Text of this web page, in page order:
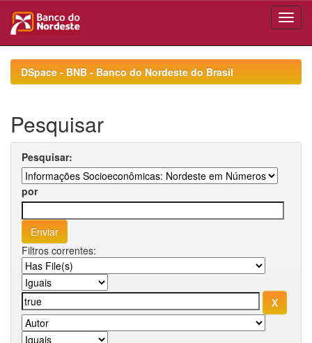
navigationDSpace - BNB - Banco do Nordeste do Brasil
Pesquisar
Pesquisar:
por
Filtros correntes: